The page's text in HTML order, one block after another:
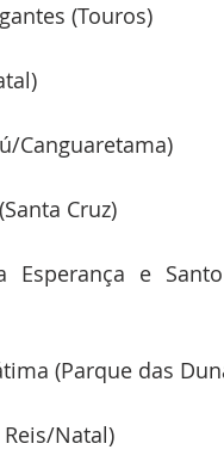
(Touros)
Canguaretama)
Cruz)
Esperança e
(Parque das
Natal)